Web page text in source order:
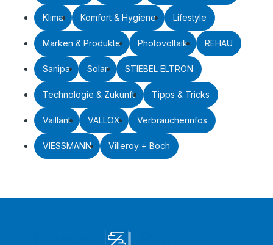
Klima Komfort & Hygiene Lifestyle
Marken & Produkte Photovoltaik REHAU
Sanipa Solar STIEBEL ELTRON
Technologie & Zukunft Tipps & Tricks
Vaillant VALLOX Verbraucherinfos
VIESSMANN Villeroy + Boch